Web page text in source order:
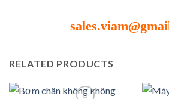
RELATED PRODUCTS